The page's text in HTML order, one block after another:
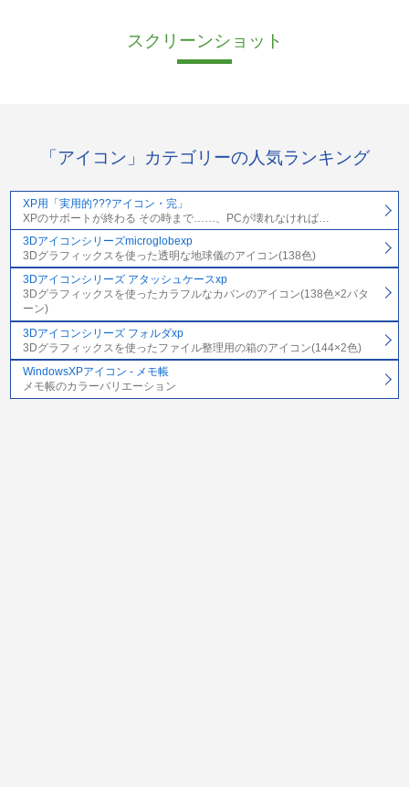
スクリーンショット
「アイコン」カテゴリーの人気ランキング
XP用「実用的???アイコン・完」
XPのサポートが終わる その時まで……、PCが壊れなければ…
3Dアイコンシリーズmicroglobexp
3Dグラフィックスを使った透明な地球儀のアイコン(138色)
3Dアイコンシリーズ アタッシュケースxp
3Dグラフィックスを使ったカラフルなカバンのアイコン(138色×2パタ
ーン)
3Dアイコンシリーズ フォルダxp
3Dグラフィックスを使ったファイル整理用の箱のアイコン(144×2色)
WindowsXPアイコン - メモ帳
メモ帳のカラーバリエーション